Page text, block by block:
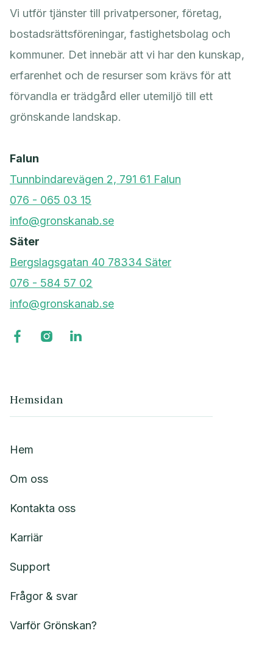
Vi utför tjänster till privatpersoner, företag,
bostadsrättsföreningar, fastighetsbolag och
kommuner. Det innebär att vi har den kunskap,
erfarenhet och de resurser som krävs för att
förvandla er trädgård eller utemiljö till ett
grönskande landskap.
Falun
Tunnbindarevägen 2, 791 61 Falun
076 - 065 03 15
info@gronskanab.se
Säter
Bergslagsgatan 40 78334 Säter
076 - 584 57 02
info@gronskanab.se
  
Hemsidan
Hem
Om oss
Kontakta oss
Karriär
Support
Frågor & svar
Varför Grönskan?